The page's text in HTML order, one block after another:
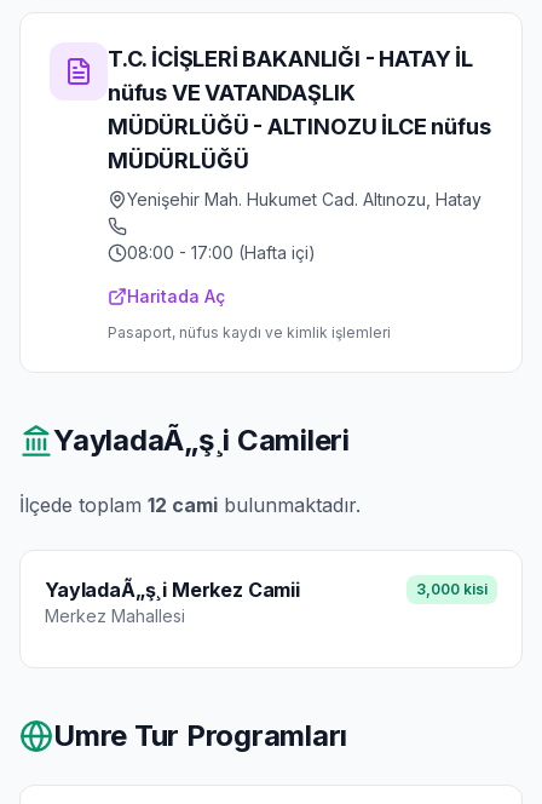
T.C. İCİŞLERİ BAKANLIĞI - HATAY İL
nüfus VE VATANDAŞLIK
MÜDÜRLÜĞÜ - ALTINOZU İLCE nüfus
MÜDÜRLÜĞÜ
Yenişehir Mah. Hukumet Cad. Altınozu, Hatay
08:00 - 17:00 (Hafta içi)
Haritada Aç
Pasaport, nüfus kaydı ve kimlik işlemleri
YayladaÃ„ş¸i Camileri
İlçede toplam 12 cami bulunmaktadır.
YayladaÃ„ş¸i Merkez Camii
Merkez Mahallesi
3,000 kisi
Umre Tur Programları